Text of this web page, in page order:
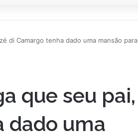
di Camargo tenha dado uma mansão para
que seu pai,
dado uma